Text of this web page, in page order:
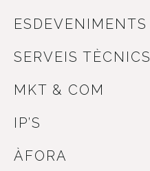
ESDEVENIMENTS
SERVEIS TÈCNICS
MKT & COM
IP’S
ÀFORA